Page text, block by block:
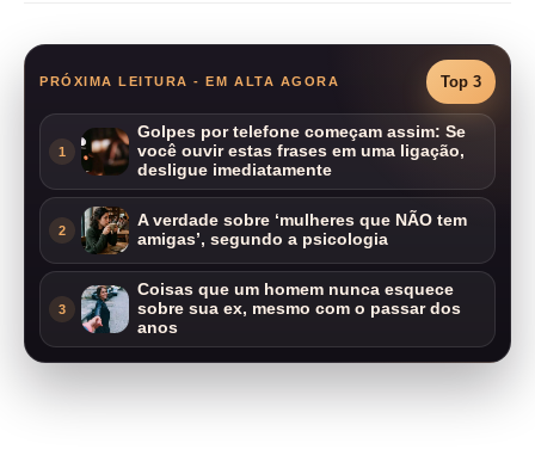
PRÓXIMA LEITURA - EM ALTA AGORA Top 3
1
Golpes por telefone começam assim: Se
você ouvir estas frases em uma ligação,
desligue imediatamente
2
A verdade sobre ‘mulheres que NÃO tem
amigas’, segundo a psicologia
3
Coisas que um homem nunca esquece
sobre sua ex, mesmo com o passar dos
anos